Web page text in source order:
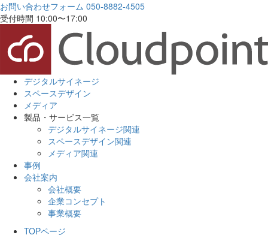
お問い合わせフォーム 050-8882-4505
受付時間 10:00〜17:00
デジタルサイネージ
スペースデザイン
メディア
製品・サービス一覧
デジタルサイネージ関連
スペースデザイン関連
メディア関連
事例
会社案内
会社概要
企業コンセプト
事業概要
TOPページ